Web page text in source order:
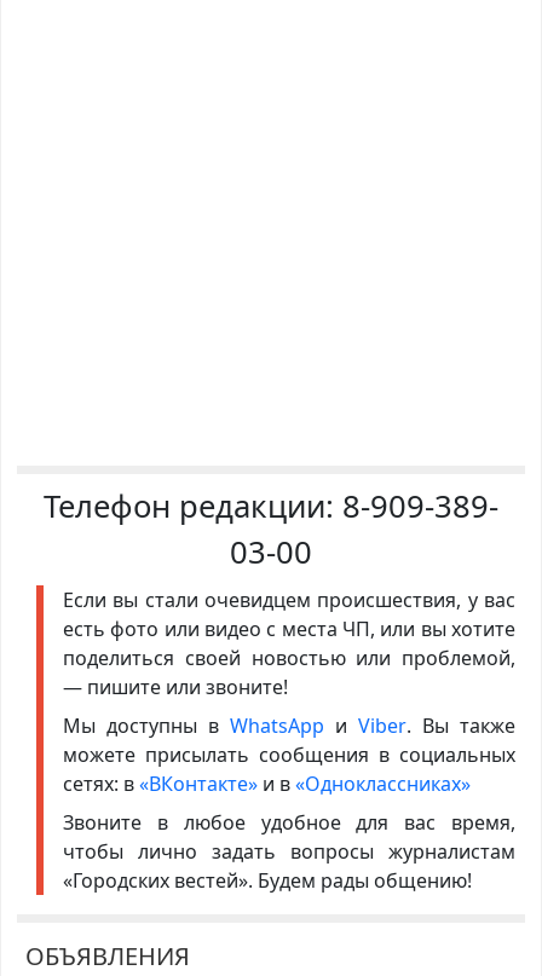
Телефон редакции: 8-909-389-
03-00
Если вы стали очевидцем происшествия, у вас
есть фото или видео с места ЧП, или вы хотите
поделиться своей новостью или проблемой,
— пишите или звоните!
Мы доступны в WhatsApp иViber. Вы также
можете присылать сообщения в социальных
сетях: в«ВКонтакте»и в«Одноклассниках»
Звоните в любое удобное для вас время,
чтобы лично задать вопросы журналистам
«Городских вестей». Будем рады общению!
ОБЪЯВЛЕНИЯ